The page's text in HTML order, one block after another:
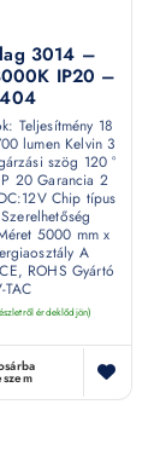
3014 –
IP20 –
Teljesítmény 18
lumen Kelvin 3
szög 120 °
20 Garancia 2
Chip típus
5000 mm x
A
ROHS Gyártó
TAC
érdeklődjön)